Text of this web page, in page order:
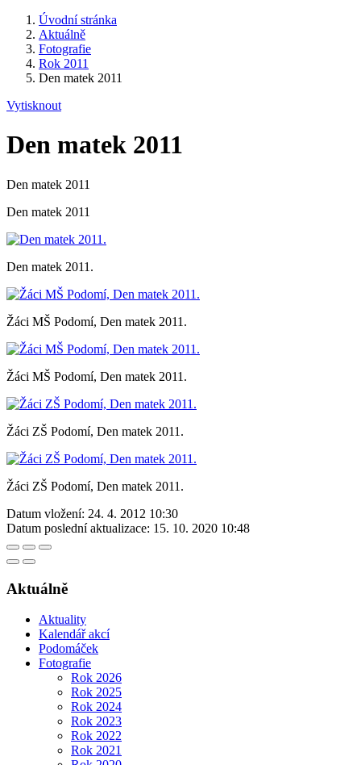
Úvodní stránka
Aktuálně
Fotografie
Rok 2011
Den matek 2011
Vytisknout
Den matek 2011
Den matek 2011
Den matek 2011
Den matek 2011.
Žáci MŠ Podomí, Den matek 2011.
Žáci MŠ Podomí, Den matek 2011.
Žáci ZŠ Podomí, Den matek 2011.
Žáci ZŠ Podomí, Den matek 2011.
Datum vložení: 24. 4. 2012 10:30
Datum poslední aktualizace: 15. 10. 2020 10:48
Aktuálně
Aktuality
Kalendář akcí
Podomáček
Fotografie
Rok 2026
Rok 2025
Rok 2024
Rok 2023
Rok 2022
Rok 2021